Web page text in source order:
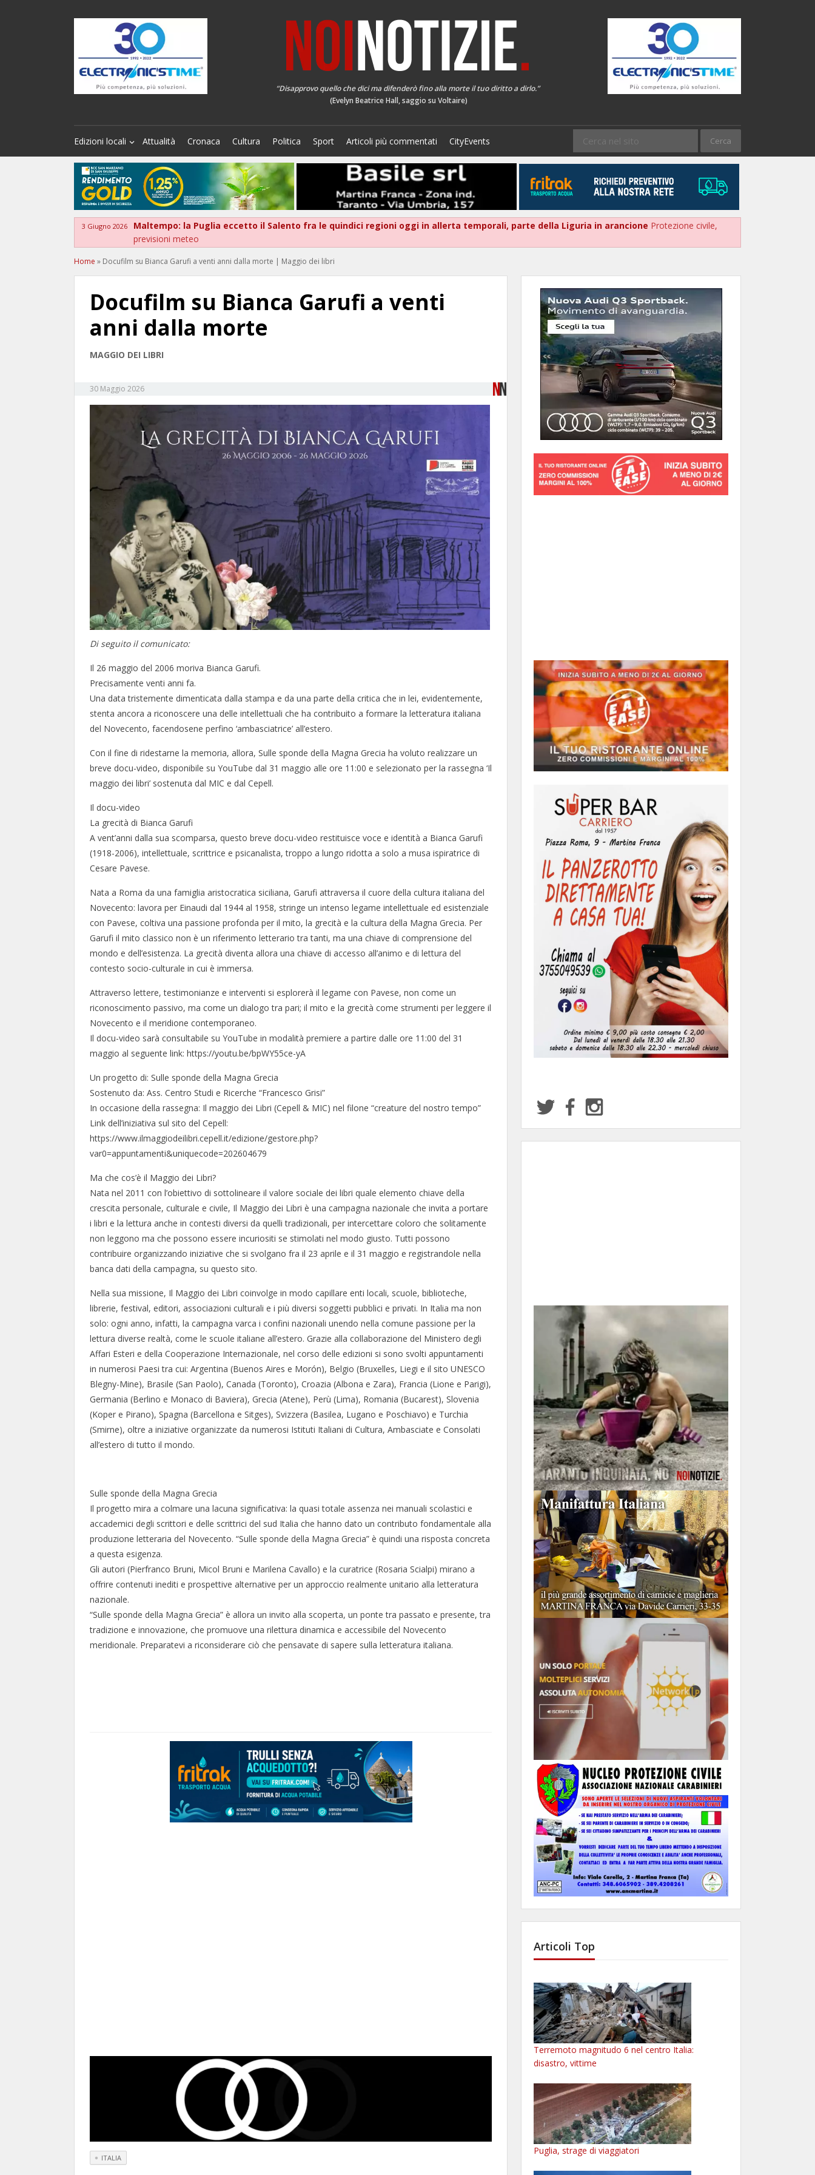
“Disapprovo quello che dici ma difenderò fino alla morte il tuo diritto a dirlo.”
(Evelyn Beatrice Hall, saggio su Voltaire)
Edizioni locali Attualità Cronaca Cultura Politica Sport Articoli più commentati CityEvents
3 Giugno 2026 Maltempo: la Puglia eccetto il Salento fra le quindici regioni oggi in allerta temporali, parte della Liguria in arancione Protezione civile,
previsioni meteo
Home » Docufilm su Bianca Garufi a venti anni dalla morte | Maggio dei libri
Docufilm su Bianca Garufi a venti
anni dalla morte
MAGGIO DEI LIBRI
30 Maggio 2026
Di seguito il comunicato:
Il 26 maggio del 2006 moriva Bianca Garufi.
Precisamente venti anni fa.
Una data tristemente dimenticata dalla stampa e da una parte della critica che in lei, evidentemente,
stenta ancora a riconoscere una delle intellettuali che ha contribuito a formare la letteratura italiana
del Novecento, facendosene perfino ‘ambasciatrice’ all’estero.
Con il fine di ridestarne la memoria, allora, Sulle sponde della Magna Grecia ha voluto realizzare un
breve docu-video, disponibile su YouTube dal 31 maggio alle ore 11:00 e selezionato per la rassegna ‘Il
maggio dei libri’ sostenuta dal MIC e dal Cepell.
Il docu-video
La grecità di Bianca Garufi
A vent’anni dalla sua scomparsa, questo breve docu-video restituisce voce e identità a Bianca Garufi
(1918-2006), intellettuale, scrittrice e psicanalista, troppo a lungo ridotta a solo a musa ispiratrice di
Cesare Pavese.
Nata a Roma da una famiglia aristocratica siciliana, Garufi attraversa il cuore della cultura italiana del
Novecento: lavora per Einaudi dal 1944 al 1958, stringe un intenso legame intellettuale ed esistenziale
con Pavese, coltiva una passione profonda per il mito, la grecità e la cultura della Magna Grecia. Per
Garufi il mito classico non è un riferimento letterario tra tanti, ma una chiave di comprensione del
mondo e dell’esistenza. La grecità diventa allora una chiave di accesso all’animo e di lettura del
contesto socio-culturale in cui è immersa.
Attraverso lettere, testimonianze e interventi si esplorerà il legame con Pavese, non come un
riconoscimento passivo, ma come un dialogo tra pari; il mito e la grecità come strumenti per leggere il
Novecento e il meridione contemporaneo.
Il docu-video sarà consultabile su YouTube in modalità premiere a partire dalle ore 11:00 del 31
maggio al seguente link: https://youtu.be/bpWY55ce-yA
Un progetto di: Sulle sponde della Magna Grecia
Sostenuto da: Ass. Centro Studi e Ricerche “Francesco Grisi”
In occasione della rassegna: Il maggio dei Libri (Cepell & MIC) nel filone “creature del nostro tempo”
Link dell’iniziativa sul sito del Cepell:
https://www.ilmaggiodeilibri.cepell.it/edizione/gestore.php?
var0=appuntamenti&uniquecode=202604679
Ma che cos’è il Maggio dei Libri?
Nata nel 2011 con l’obiettivo di sottolineare il valore sociale dei libri quale elemento chiave della
crescita personale, culturale e civile, Il Maggio dei Libri è una campagna nazionale che invita a portare
i libri e la lettura anche in contesti diversi da quelli tradizionali, per intercettare coloro che solitamente
non leggono ma che possono essere incuriositi se stimolati nel modo giusto. Tutti possono
contribuire organizzando iniziative che si svolgano fra il 23 aprile e il 31 maggio e registrandole nella
banca dati della campagna, su questo sito.
Nella sua missione, Il Maggio dei Libri coinvolge in modo capillare enti locali, scuole, biblioteche,
librerie, festival, editori, associazioni culturali e i più diversi soggetti pubblici e privati. In Italia ma non
solo: ogni anno, infatti, la campagna varca i confini nazionali unendo nella comune passione per la
lettura diverse realtà, come le scuole italiane all’estero. Grazie alla collaborazione del Ministero degli
Affari Esteri e della Cooperazione Internazionale, nel corso delle edizioni si sono svolti appuntamenti
in numerosi Paesi tra cui: Argentina (Buenos Aires e Morón), Belgio (Bruxelles, Liegi e il sito UNESCO
Blegny-Mine), Brasile (San Paolo), Canada (Toronto), Croazia (Albona e Zara), Francia (Lione e Parigi),
Germania (Berlino e Monaco di Baviera), Grecia (Atene), Perù (Lima), Romania (Bucarest), Slovenia
(Koper e Pirano), Spagna (Barcellona e Sitges), Svizzera (Basilea, Lugano e Poschiavo) e Turchia
(Smirne), oltre a iniziative organizzate da numerosi Istituti Italiani di Cultura, Ambasciate e Consolati
all’estero di tutto il mondo.
Sulle sponde della Magna Grecia
Il progetto mira a colmare una lacuna significativa: la quasi totale assenza nei manuali scolastici e
accademici degli scrittori e delle scrittrici del sud Italia che hanno dato un contributo fondamentale alla
produzione letteraria del Novecento. “Sulle sponde della Magna Grecia” è quindi una risposta concreta
a questa esigenza.
Gli autori (Pierfranco Bruni, Micol Bruni e Marilena Cavallo) e la curatrice (Rosaria Scialpi) mirano a
offrire contenuti inediti e prospettive alternative per un approccio realmente unitario alla letteratura
nazionale.
“Sulle sponde della Magna Grecia” è allora un invito alla scoperta, un ponte tra passato e presente, tra
tradizione e innovazione, che promuove una rilettura dinamica e accessibile del Novecento
meridionale. Preparatevi a riconsiderare ciò che pensavate di sapere sulla letteratura italiana.
ITALIA
Articoli Top
Terremoto magnitudo 6 nel centro Italia:
disastro, vittime
Puglia, strage di viaggiatori